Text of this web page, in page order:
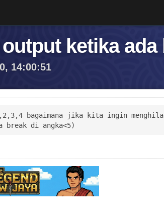
ketika ada
14:00:51
bagaimana jika kita ingin
di angka<5)